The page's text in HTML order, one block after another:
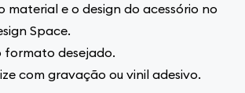
material e o design do acessório no
Space.
formato desejado.
com gravação ou vinil adesivo.